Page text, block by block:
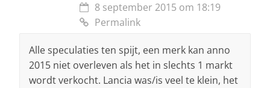
8 september 2015 om 18:19
Permalink
Alle speculaties ten spijt, een merk kan anno
2015 niet overleven als het in slechts 1 markt
wordt verkocht. Lancia was/is veel te klein, het